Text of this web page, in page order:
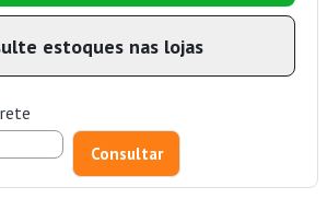
estoques nas lojas